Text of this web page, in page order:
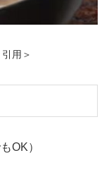
用＞
OK）